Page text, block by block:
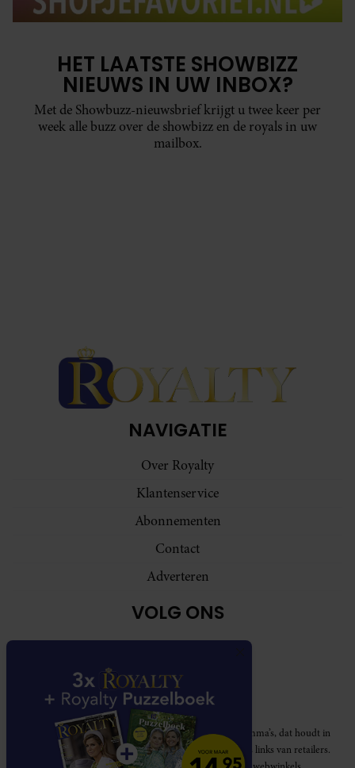
HET LAATSTE SHOWBIZZ
NIEUWS IN UW INBOX?
Met de Showbuzz-nieuwsbrief krijgt u twee keer per
week alle buzz over de showbizz en de royals in uw
mailbox.
NAVIGATIE
Over Royalty
Klantenservice
Abonnementen
Contact
Adverteren
VOLG ONS
Royalty participeert in diverse affiliate marketing programma’s, dat houdt in
dat Royalty commissies ontvangt voor aankopen middels links van retailers.